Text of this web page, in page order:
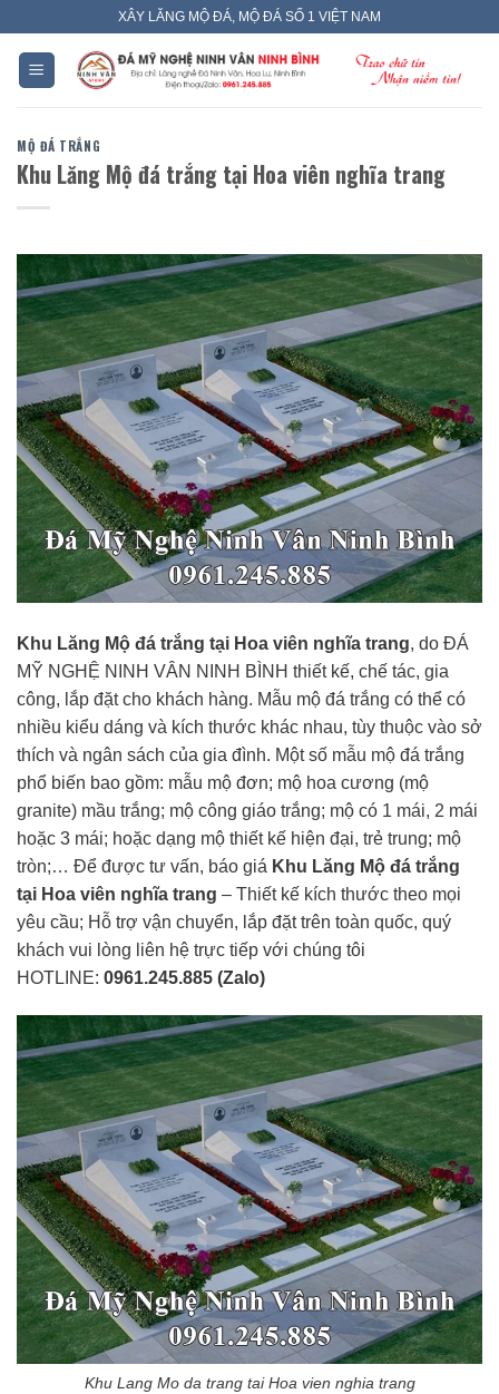
content
XÂY LĂNG MỘ ĐÁ, MỘ ĐÁ SỐ 1 VIỆT NAM
MỘ ĐÁ TRẮNG
Khu Lăng Mộ đá trắng tại Hoa viên nghĩa trang
Khu Lăng Mộ đá trắng tại Hoa viên nghĩa trang, do ĐÁ
MỸ NGHỆ NINH VÂN NINH BÌNH thiết kế, chế tác, gia
công, lắp đặt cho khách hàng. Mẫu mộ đá trắng có thể có
nhiều kiểu dáng và kích thước khác nhau, tùy thuộc vào sở
thích và ngân sách của gia đình. Một số mẫu mộ đá trắng
phổ biến bao gồm: mẫu mộ đơn; mộ hoa cương (mộ
granite) mầu trắng; mộ công giáo trắng; mộ có 1 mái, 2 mái
hoặc 3 mái; hoặc dạng mộ thiết kế hiện đại, trẻ trung; mộ
tròn;… Để được tư vấn, báo giá Khu Lăng Mộ đá trắng
tại Hoa viên nghĩa trang – Thiết kế kích thước theo mọi
yêu cầu; Hỗ trợ vận chuyển, lắp đặt trên toàn quốc, quý
khách vui lòng liên hệ trực tiếp với chúng tôi
HOTLINE: 0961.245.885 (Zalo)
Khu Lang Mo da trang tai Hoa vien nghia trang